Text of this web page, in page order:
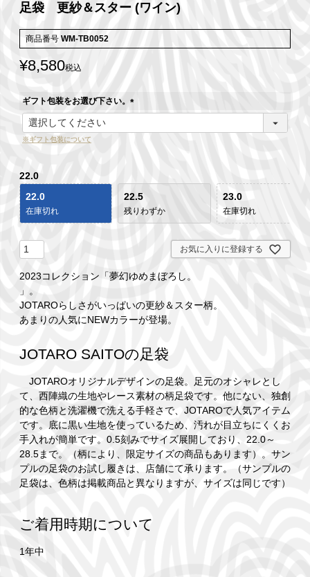
足袋 更紗＆スター (ワイン)
商品番号 WM-TB0052
¥8,580税込
ギフト包装をお選び下さい。
(
※ギフト包装について
22.0
22.0
在庫切れ
22.5
残りわずか
23.0
在庫切れ
お気に入りに登録する
2023コレクション「夢幻ゆめまぼろし。
」。
JOTAROらしさがいっぱいの更紗＆スター柄。
あまりの人気にNEWカラーが登場。
JOTARO SAITOの足袋
JOTAROオリジナルデザインの足袋。足元のオシャレとし
て、西陣織の生地やレース素材の柄足袋です。他にない、独創
的な色柄と洗濯機で洗える手軽さで、JOTAROで人気アイテム
です。底に黒い生地を使っているため、汚れが目立ちにくくお
手入れが簡単です。0.5刻みでサイズ展開しており、22.0～
28.5まで。（柄により、限定サイズの商品もあります）。サン
プルの足袋のお試し履きは、店舗にて承ります。（サンプルの
足袋は、色柄は掲載商品と異なりますが、サイズは同じです）
ご着用時期について
1年中